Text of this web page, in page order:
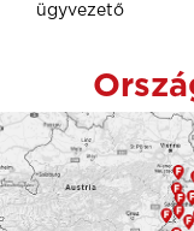
ügyvezető